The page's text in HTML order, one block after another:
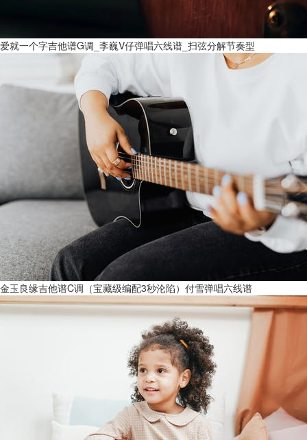
爱就一个字吉他谱G调_李巍V仔弹唱六线谱_扫弦分解节奏型
金玉良缘吉他谱C调（宝藏级编配3秒沦陷）付雪弹唱六线谱